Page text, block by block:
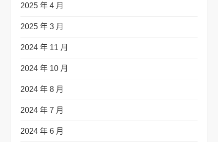
2025 年 4 月
2025 年 3 月
2024 年 11 月
2024 年 10 月
2024 年 8 月
2024 年 7 月
2024 年 6 月